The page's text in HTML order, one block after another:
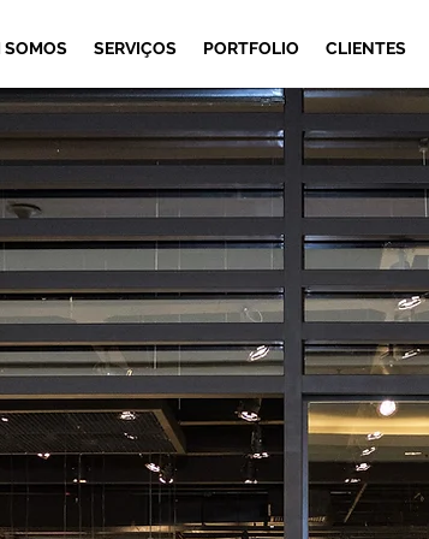
SOMOS SERVIÇOS PORTFOLIO CLIENTES